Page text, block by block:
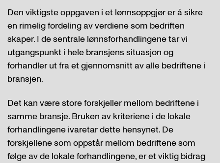
Den viktigste oppgaven i et lønnsoppgjør er å sikre
en rimelig fordeling av verdiene som bedriften
skaper. I de sentrale lønnsforhandlingene tar vi
utgangspunkt i hele bransjens situasjon og
forhandler ut fra et gjennomsnitt av alle bedriftene i
bransjen.
Det kan være store forskjeller mellom bedriftene i
samme bransje. Bruken av kriteriene i de lokale
forhandlingene ivaretar dette hensynet. De
forskjellene som oppstår mellom bedriftene som
følge av de lokale forhandlingene, er et viktig bidrag